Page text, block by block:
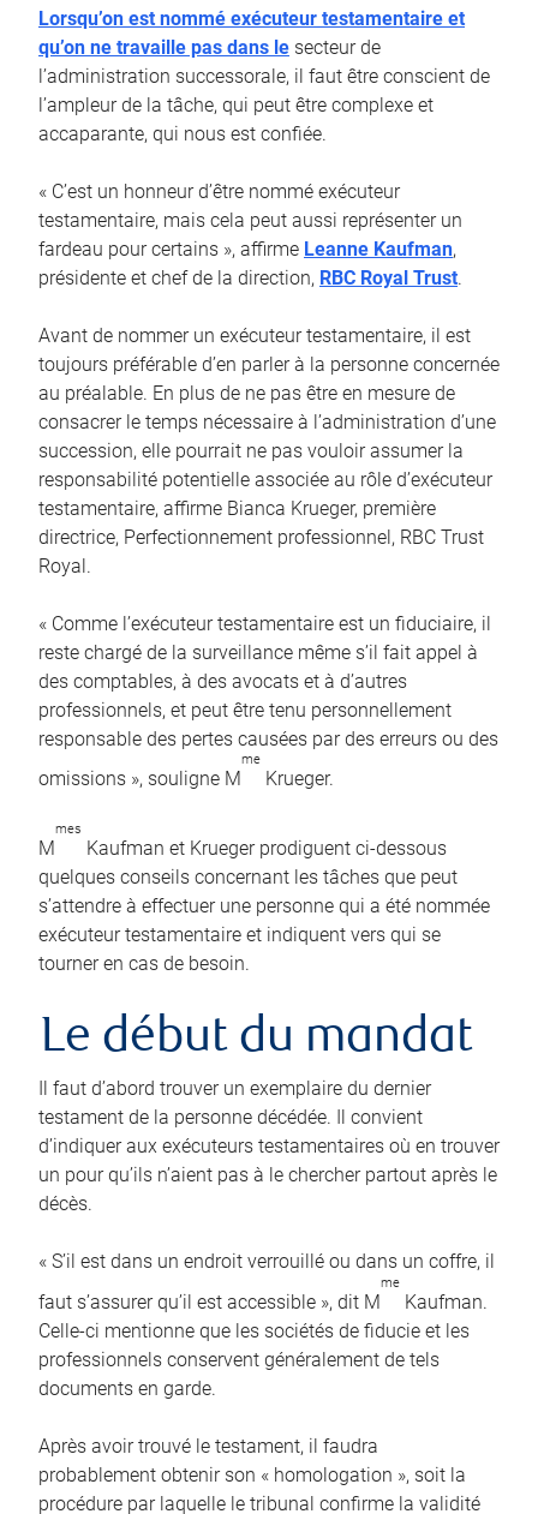
Lorsqu’on est nommé exécuteur testamentaire et
qu’on ne travaille pas dans le secteur de
l’administration successorale, il faut être conscient de
l’ampleur de la tâche, qui peut être complexe et
accaparante, qui nous est confiée.
« C’est un honneur d’être nommé exécuteur
testamentaire, mais cela peut aussi représenter un
fardeau pour certains », affirme Leanne Kaufman,
présidente et chef de la direction, RBC Royal Trust.
Avant de nommer un exécuteur testamentaire, il est
toujours préférable d’en parler à la personne concernée
au préalable. En plus de ne pas être en mesure de
consacrer le temps nécessaire à l’administration d’une
succession, elle pourrait ne pas vouloir assumer la
responsabilité potentielle associée au rôle d’exécuteur
testamentaire, affirme Bianca Krueger, première
directrice, Perfectionnement professionnel, RBC Trust
Royal.
« Comme l’exécuteur testamentaire est un fiduciaire, il
reste chargé de la surveillance même s’il fait appel à
des comptables, à des avocats et à d’autres
professionnels, et peut être tenu personnellement
responsable des pertes causées par des erreurs ou des
omissions », souligne M
me
Krueger.
M
mes
Kaufman et Krueger prodiguent ci-dessous
quelques conseils concernant les tâches que peut
s’attendre à effectuer une personne qui a été nommée
exécuteur testamentaire et indiquent vers qui se
tourner en cas de besoin.
Le début du mandat
Il faut d’abord trouver un exemplaire du dernier
testament de la personne décédée. Il convient
d’indiquer aux exécuteurs testamentaires où en trouver
un pour qu’ils n’aient pas à le chercher partout après le
décès.
« S’il est dans un endroit verrouillé ou dans un coffre, il
faut s’assurer qu’il est accessible », dit M
me
Kaufman.
Celle-ci mentionne que les sociétés de fiducie et les
professionnels conservent généralement de tels
documents en garde.
Après avoir trouvé le testament, il faudra
probablement obtenir son « homologation », soit la
procédure par laquelle le tribunal confirme la validité